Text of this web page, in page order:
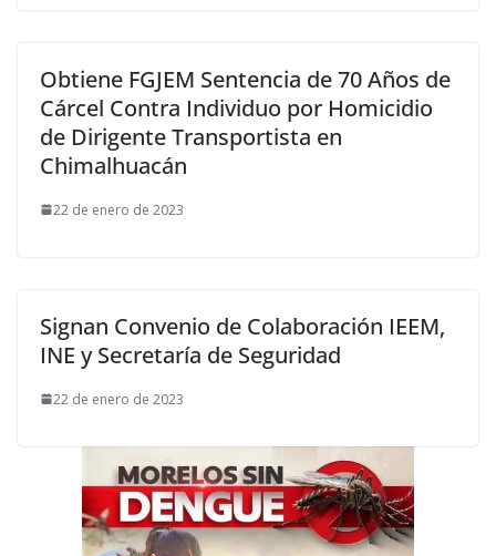
Obtiene FGJEM Sentencia de 70 Años de
Cárcel Contra Individuo por Homicidio
de Dirigente Transportista en
Chimalhuacán
22 de enero de 2023
Signan Convenio de Colaboración IEEM,
INE y Secretaría de Seguridad
22 de enero de 2023